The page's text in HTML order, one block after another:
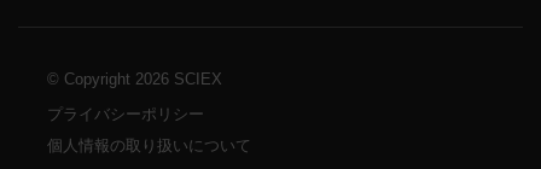
© Copyright 2026 SCIEX
プライバシーポリシー
個人情報の取り扱いについて